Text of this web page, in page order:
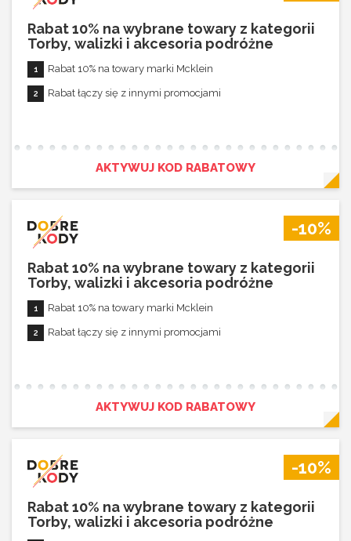
Rabat 10% na wybrane towary z kategorii
Torby, walizki i akcesoria podróżne
Rabat 10% na towary marki Mcklein
Rabat łączy się z innymi promocjami
AKTYWUJ KOD RABATOWY
-10%
Rabat 10% na wybrane towary z kategorii
Torby, walizki i akcesoria podróżne
Rabat 10% na towary marki Mcklein
Rabat łączy się z innymi promocjami
AKTYWUJ KOD RABATOWY
-10%
Rabat 10% na wybrane towary z kategorii
Torby, walizki i akcesoria podróżne